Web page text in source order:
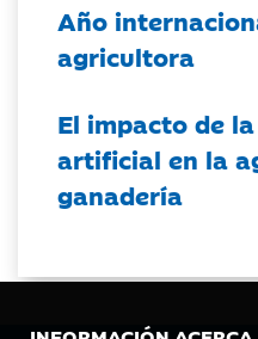
Año
agricultora
El impacto de
artificial en la
ganadería